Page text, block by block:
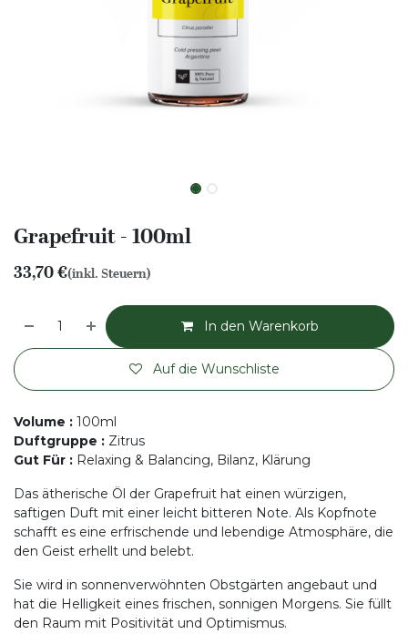
Grapefruit - 100ml
33,70€(inkl. Steuern)
In den Warenkorb
Auf die Wunschliste
Volume : 100ml
Duftgruppe : Zitrus
Gut Für : Relaxing & Balancing, Bilanz, Klärung
Das ätherische Öl der Grapefruit hat einen würzigen,
saftigen Duft mit einer leicht bitteren Note. Als Kopfnote
schafft es eine erfrischende und lebendige Atmosphäre, die
den Geist erhellt und belebt.
Sie wird in sonnenverwöhnten Obstgärten angebaut und
hat die Helligkeit eines frischen, sonnigen Morgens. Sie füllt
den Raum mit Positivität und Optimismus.